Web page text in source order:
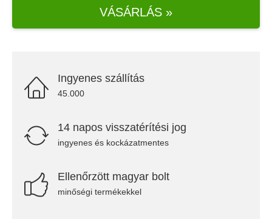
VÁSÁRLÁS »
Ingyenes szállítás
45.000
14 napos visszatérítési jog
ingyenes és kockázatmentes
Ellenőrzött magyar bolt
minőségi termékekkel